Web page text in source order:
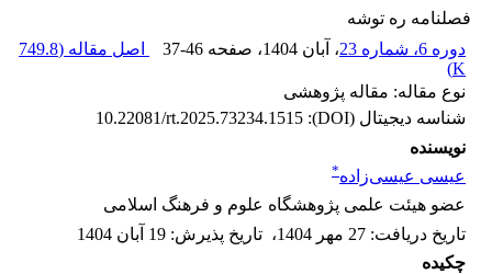
فصلنامه ره توشه
دوره 6، شماره 23
، آبان 1404 ، صفحه 37-46 اصل مقاله (749.8
K
)
نوع مقاله: مقاله پژوهشی
شناسه دیجیتال (DOI):
10.22081/rt.2025.73234.1515
نویسنده
عیسی عیسی‌زاده*
عضو هیئت علمی پژوهشگاه علوم و فرهنگ اسلامی
تاریخ دریافت: 27 مهر 1404 ، تاریخ پذیرش: 19 آبان 1404
چکیده